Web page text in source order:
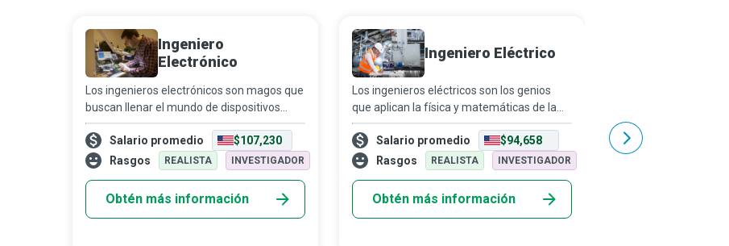
Ingeniero
Electrónico
Los ingenieros electrónicos son magos que
buscan llenar el mundo de dispositivos
mediante innovaciones y desarrollos en
telecomunicaciones, robótica, hardware de
computadoras, energía y equipos eléctr
Salario promedio
$107,230
Rasgos
REALISTA INVESTIGADOR
Obtén más información
Ingeniero Eléctrico
Los ingenieros eléctricos son los genios
que aplican la física y matemáticas de la
electricidad, electromagnetismo y
electrónica para que ideas y conceptos
innovadores se conviertan en dispositivos y
Salario promedio
$94,658
Rasgos
REALISTA INVESTIGADOR
Obtén más información
la facilidad con la que
través de nuestras
pantallas de
Salario promedio